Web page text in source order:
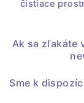
čistiace
Ak sa zľakáte
Sme k